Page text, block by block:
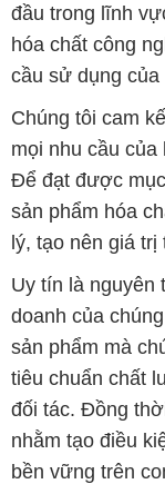
đầu trong lĩnh
hóa chất công
cầu sử dụng của
Chúng tôi cam
mọi nhu cầu
Để đạt được
sản phẩm hóa
lý, tạo nên giá
Uy tín là nguyên
doanh của
sản phẩm mà
tiêu chuẩn chất
đối tác. Đồng
nhằm tạo điều
bền vững trên